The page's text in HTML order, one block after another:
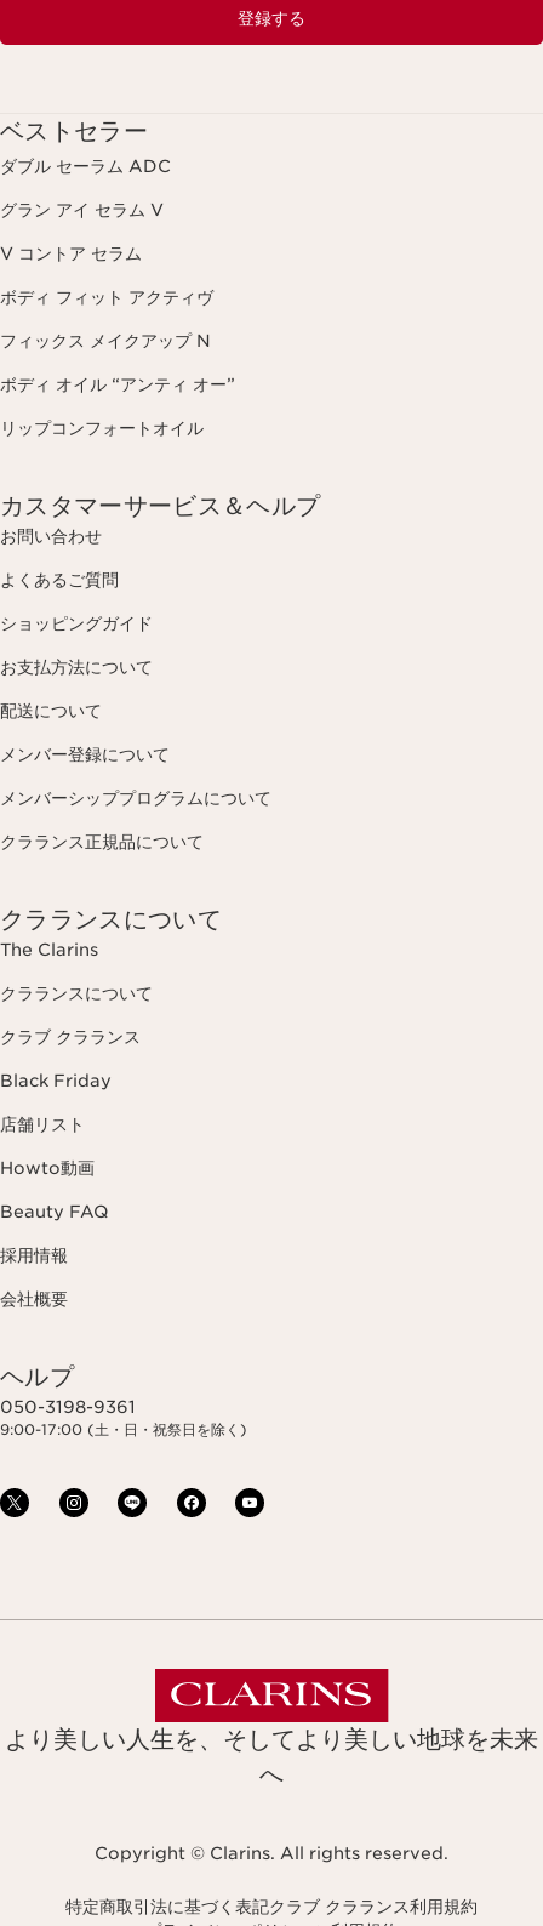
登録する
ベストセラー
ダブル セーラム ADC
グラン アイ セラム V
V コントア セラム
ボディ フィット アクティヴ
フィックス メイクアップ N
ボディ オイル “アンティ オー”
リップコンフォートオイル
カスタマーサービス＆ヘルプ
お問い合わせ
よくあるご質問
ショッピングガイド
お支払方法について
配送について
メンバー登録について
メンバーシッププログラムについて
クラランス正規品について
クラランスについて
The Clarins
クラランスについて
クラブ クラランス
Black Friday
店舗リスト
Howto動画
Beauty FAQ
採用情報
会社概要
ヘルプ
050-3198-9361
9:00-17:00 (土・日・祝祭日を除く)
より美しい人生を、そしてより美しい地球を未来
へ
Copyright © Clarins. All rights reserved.
特定商取引法に基づく表記クラブ クラランス利用規約